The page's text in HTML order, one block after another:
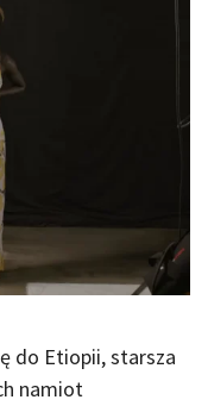
do Etiopii, starsza
namiot